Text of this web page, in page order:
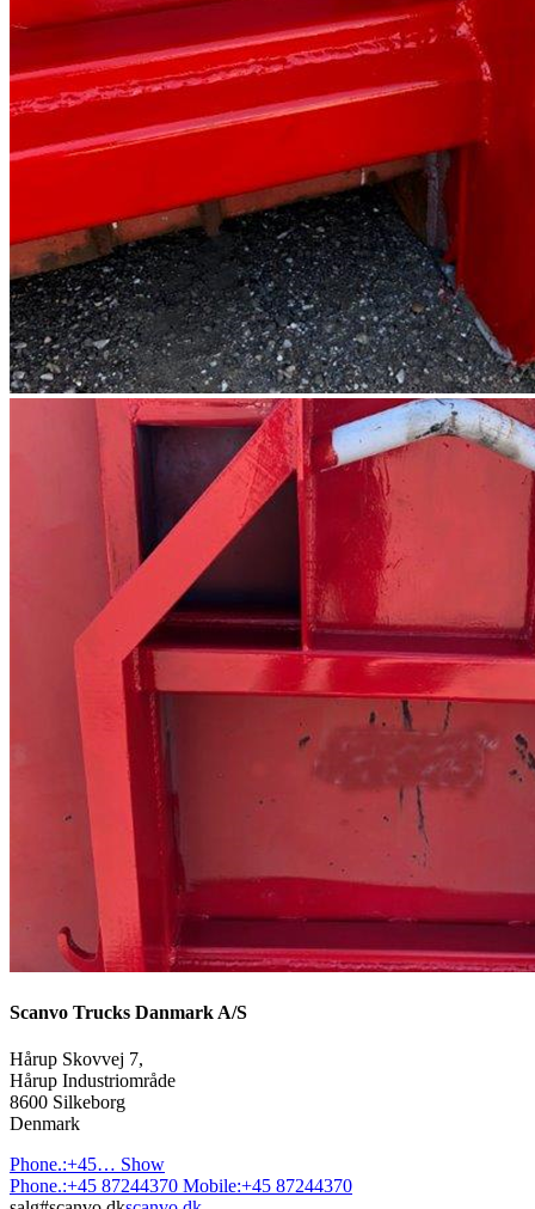
Scanvo Trucks Danmark A/S
Hårup Skovvej 7,
Hårup Industriområde
8600 Silkeborg
Denmark
Phone.:+45… Show
Phone.:+45 87244370 Mobile:+45 87244370